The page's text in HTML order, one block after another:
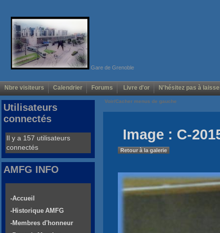
Gare de Grenoble
Nbre visiteurs Calendrier Forums Livre d'or N'hésitez pas à
Voir/Cacher menus de gauche
Image : C-
Retour à la galerie
Utilisateurs
connectés
Il y a 157 utilisateurs
connectés
AMFG INFO
-Accueil
-Historique AMFG
-Membres d'honneur